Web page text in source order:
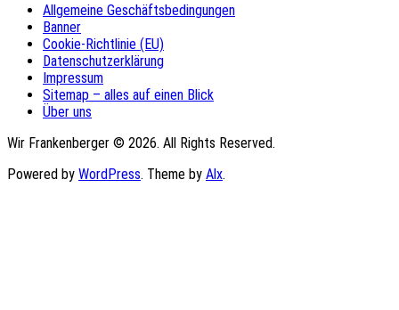
Allgemeine Geschäftsbedingungen
Banner
Cookie-Richtlinie (EU)
Datenschutzerklärung
Impressum
Sitemap – alles auf einen Blick
Über uns
Wir Frankenberger © 2026. All Rights Reserved.
Powered by WordPress. Theme by Alx.